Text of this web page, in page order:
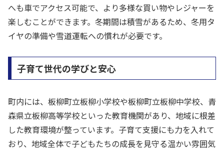
へも車でアクセス可能で、より多様な買い物やレジャーを
楽しむことができます。冬期間は積雪があるため、冬用タ
イヤの準備や雪道運転への慣れが必要です。
子育て世代の学びと安心
町内には、板柳町立板柳小学校や板柳町立板柳中学校、青
森県立板柳高等学校といった教育機関があり、地域に根差
した教育環境が整っています。子育て支援にも力を入れて
おり、地域全体で子どもたちの成長を見守る温かい雰囲気